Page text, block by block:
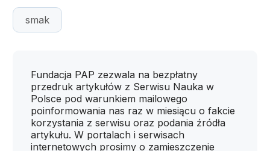
smak
Fundacja PAP zezwala na bezpłatny
przedruk artykułów z Serwisu Nauka w
Polsce pod warunkiem mailowego
poinformowania nas raz w miesiącu o fakcie
korzystania z serwisu oraz podania źródła
artykułu. W portalach i serwisach
internetowych prosimy o zamieszczenie